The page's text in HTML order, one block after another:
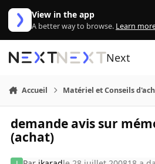
Aller au contenu
View in the app
A better way to browse. Learn
Next
Accueil Matériel et Conseils
demande avis sur
(achat)